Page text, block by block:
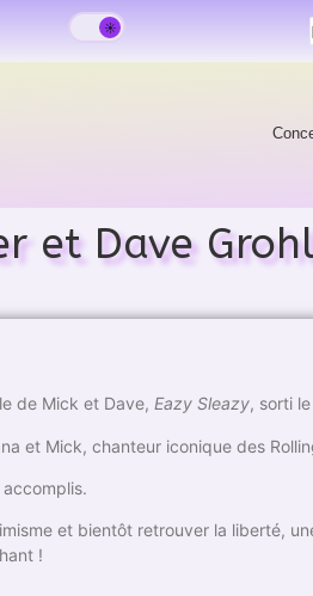
et Dave
de Mick et Dave, Eazy Sleazy, sorti
et Mick, chanteur iconique des
et bientôt retrouver la liberté,
!